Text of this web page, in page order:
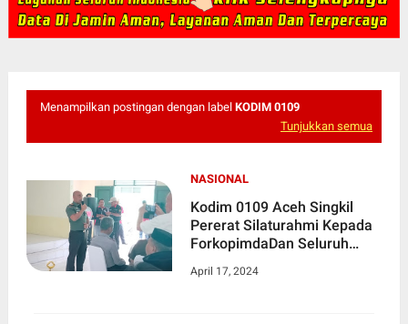
Menampilkan postingan dengan label KODIM 0109
Tunjukkan semua
NASIONAL
Kodim 0109 Aceh Singkil
Pererat Silaturahmi Kepada
ForkopimdaDan Seluruh
1445 H
April 17, 2024